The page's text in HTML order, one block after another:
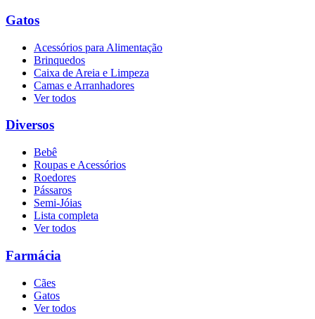
Gatos
Acessórios para Alimentação
Brinquedos
Caixa de Areia e Limpeza
Camas e Arranhadores
Ver todos
Diversos
Bebê
Roupas e Acessórios
Roedores
Pássaros
Semi-Jóias
Lista completa
Ver todos
Farmácia
Cães
Gatos
Ver todos